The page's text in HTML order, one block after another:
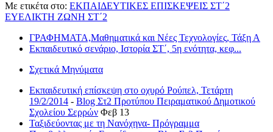
Με ετικέτα στο: ΕΚΠΑΙΔΕΥΤΙΚΕΣ ΕΠΙΣΚΕΨΕΙΣ ΣΤ΄2
ΕΥΕΛΙΚΤΗ ΖΩΝΗ ΣΤ΄2
ΓΡΑΦΗΜΑΤΑ,Μαθηματικά και Νέες Τεχνολογίες, Τάξη Α
Εκπαιδευτικό σενάριο, Ιστορία ΣΤ΄, 5η ενότητα, κεφ...
Σχετικά Μηνύματα
Εκπαιδευτική επίσκεψη στο οχυρό Ρούπελ, Τετάρτη
19/2/2014 - Blog Στ2 Προτύπου Πειραματικού Δημοτικού
Σχολείου Σερρών Φεβ 13
Ταξιδεύοντας με τη Νανόχηνα- Πρόγραμμα